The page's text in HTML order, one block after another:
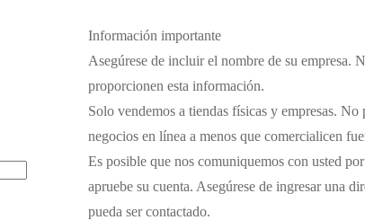
Información importante
Asegúrese de incluir el nombre de su empresa.
proporcionen esta información.
Solo vendemos a tiendas físicas y empresas.
negocios en línea a menos que comercialicen
Es posible que nos comuniquemos con usted
apruebe su cuenta. Asegúrese de ingresar una
pueda ser contactado.